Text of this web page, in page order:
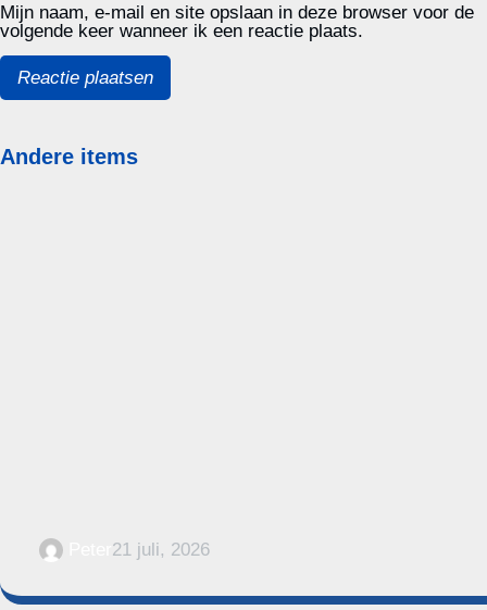
Mijn naam, e-mail en site opslaan in deze browser voor de
volgende keer wanneer ik een reactie plaats.
Andere items
21 juli, 2026